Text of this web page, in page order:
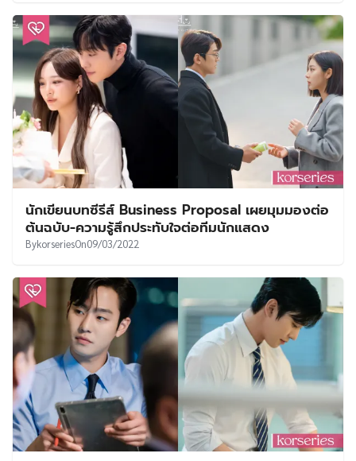
นักเขียนบทซีรีส์ Business Proposal เผยมุมมองต่อ
ต้นฉบับ-ความรู้สึกประทับใจต่อทีมนักแสดง
BykorseriesOn09/03/2022